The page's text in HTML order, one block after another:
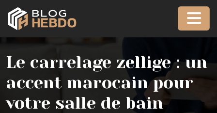
Le carrelage zellige : un
accent marocain pour
votre salle de bain